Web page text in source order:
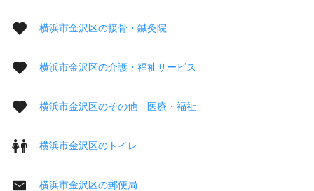
横浜市金沢区の接骨・鍼灸院
横浜市金沢区の介護・福祉サービス
横浜市金沢区のその他 医療・福祉
横浜市金沢区のトイレ
横浜市金沢区の郵便局